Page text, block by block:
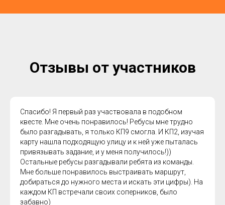
Отзывы от участников
Спасибо! Я первый раз участвовала в подобном
квесте. Мне очень понравилось! Ребусы мне трудно
было разгадывать, я только КП9 смогла. И КП2, изучая
карту нашла подходящую улицу и к ней уже пыталась
привязывать задание, и у меня получилось!))
Остальные ребусы разгадывали ребята из команды.
Мне больше понравилось выстраивать маршрут,
добираться до нужного места и искать эти цифры). На
каждом КП встречали своих соперников, было
забавно)